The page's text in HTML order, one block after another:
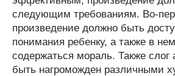
следующим требованиям. Во-
произведение должно быть
понимания ребенку, а также в
содержаться мораль. Также слог
быть нагроможден различными